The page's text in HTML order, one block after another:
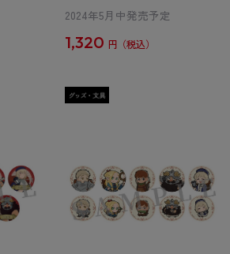
2024年5月中発売予定
1,320 円